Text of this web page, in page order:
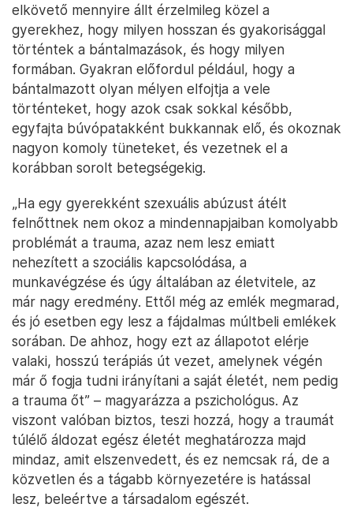
elkövető mennyire állt érzelmileg közel a
gyerekhez, hogy milyen hosszan és gyakorisággal
történtek a bántalmazások, és hogy milyen
formában. Gyakran előfordul például, hogy a
bántalmazott olyan mélyen elfojtja a vele
történteket, hogy azok csak sokkal később,
egyfajta búvópatakként bukkannak elő, és okoznak
nagyon komoly tüneteket, és vezetnek el a
korábban sorolt betegségekig.
„Ha egy gyerekként szexuális abúzust átélt
felnőttnek nem okoz a mindennapjaiban komolyabb
problémát a trauma, azaz nem lesz emiatt
nehezített a szociális kapcsolódása, a
munkavégzése és úgy általában az életvitele, az
már nagy eredmény. Ettől még az emlék megmarad,
és jó esetben egy lesz a fájdalmas múltbeli emlékek
sorában. De ahhoz, hogy ezt az állapotot elérje
valaki, hosszú terápiás út vezet, amelynek végén
már ő fogja tudni irányítani a saját életét, nem pedig
a trauma őt” – magyarázza a pszichológus. Az
viszont valóban biztos, teszi hozzá, hogy a traumát
túlélő áldozat egész életét meghatározza majd
mindaz, amit elszenvedett, és ez nemcsak rá, de a
közvetlen és a tágabb környezetére is hatással
lesz, beleértve a társadalom egészét.